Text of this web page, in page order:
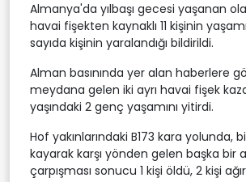
Almanya'da yılbaşı gecesi yaşanan
havai fişekten kaynaklı 11 kişinin
sayıda kişinin yaralandığı bildirildi.
Alman basınında yer alan haberlere
meydana gelen iki ayrı havai fişek
yaşındaki 2 genç yaşamını yitirdi.
Hof yakınlarındaki B173 kara yolunda,
kayarak karşı yönden gelen başka bir
çarpışması sonucu 1 kişi öldü, 2 kişi